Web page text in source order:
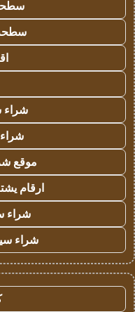
شراء
موقع
ارقام
شراء
شراء